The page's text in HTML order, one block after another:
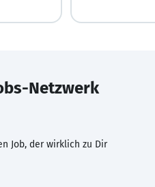
Netzwerk
Job, der wirklich zu Dir